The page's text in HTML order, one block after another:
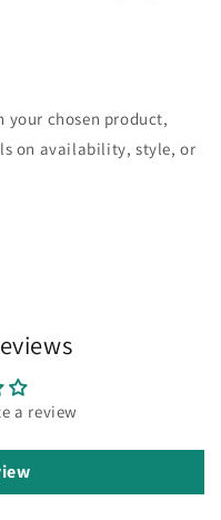
your chosen product,
on availability, style, or
a review